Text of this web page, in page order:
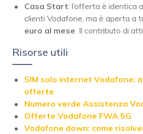
Casa Start: l’offerta è identica
clienti Vodafone, ma è aperta a
euro al mese . Il contributo di
Risorse utili
SIM solo internet Vodafone:
offerte
Numero verde Assistenza
Offerte Vodafone FWA 5G
Vodafone down: come